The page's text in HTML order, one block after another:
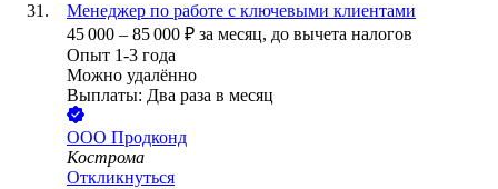
Менеджер по работе с ключевыми клиентами
45 000 – 85 000 ₽ за месяц, до вычета налогов
Опыт 1-3 года
Можно удалённо
Выплаты: Два раза в месяц
ООО Продконд
Кострома
Откликнуться